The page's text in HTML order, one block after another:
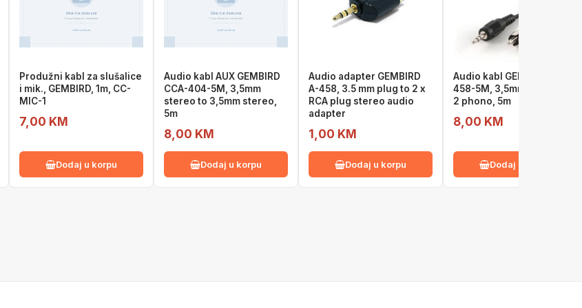
Produžni kabl za slušalice
i mik., GEMBIRD, 1m, CC-
MIC-1
7,00 KM
Dodaj u korpu
Audio kabl AUX GEMBIRD
CCA-404-5M, 3,5mm
stereo to 3,5mm stereo,
5m
8,00 KM
Dodaj u korpu
Audio adapter GEMBIRD
A-458, 3.5 mm plug to 2 x
RCA plug stereo audio
adapter
1,00 KM
Dodaj u korpu
Audio kabl GEMBIRD CCA-
458-5M, 3,5mm stereo to
2 phono, 5m
8,00 KM
Dodaj u korpu